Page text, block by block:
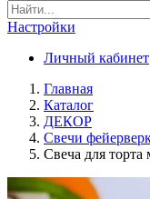
Настройки
Личный кабинет
Главная
Каталог
ДЕКОР
Свечи
Свеча для торта